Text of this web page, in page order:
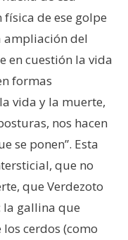
de ese golpe
ampliación del
en cuestión la vida
formas
vida y la muerte,
nos hacen
se ponen”. Esta
que no
que Verdezoto
la gallina que
cerdos (como